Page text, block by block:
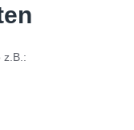
z.B.: